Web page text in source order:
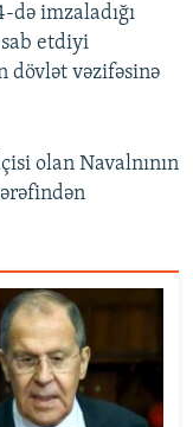
imzaladığı
etdiyi
dövlət vəzifəsinə
olan Navalnının